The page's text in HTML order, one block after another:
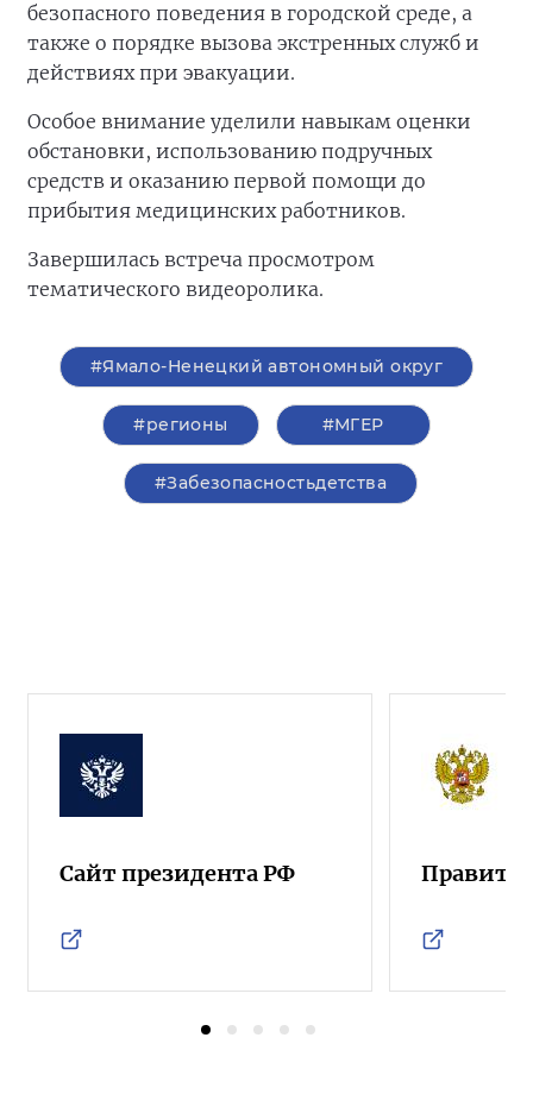
безопасного поведения в городской среде, а
также о порядке вызова экстренных служб и
действиях при эвакуации.
Особое внимание уделили навыкам оценки
обстановки, использованию подручных
средств и оказанию первой помощи до
прибытия медицинских работников.
Завершилась встреча просмотром
тематического видеоролика.
#Ямало-Ненецкий автономный округ
#регионы #‎МГЕР‬
#Забезопасностьдетства
Сайт президента РФ